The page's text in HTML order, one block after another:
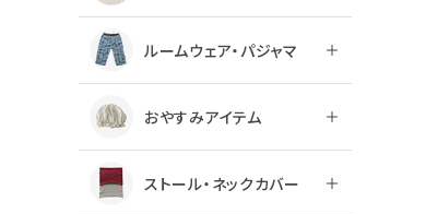
ルームウェア・パジャマ
おやすみアイテム
ストール・ネックカバー